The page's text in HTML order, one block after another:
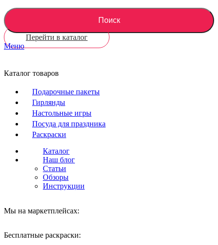
Поиск
Перейти в каталог
Меню
Каталог товаров
Подарочные пакеты
Гирлянды
Настольные игры
Посуда для праздника
Раскраски
Каталог
Наш блог
Статьи
Обзоры
Инструкции
Мы на маркетплейсах:
Бесплатные раскраски: